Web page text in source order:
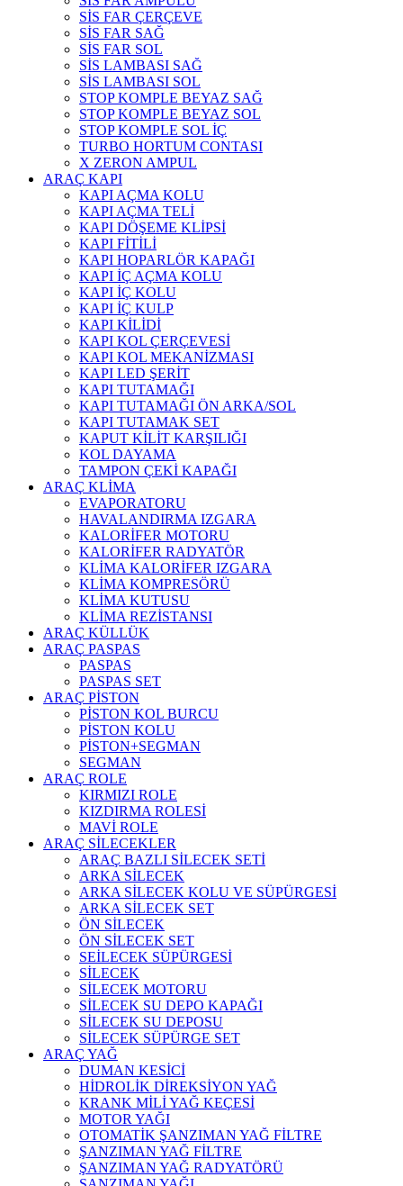
SİS FAR ÇERÇEVE
SİS FAR SAĞ
SİS FAR SOL
SİS LAMBASI SAĞ
SİS LAMBASI SOL
STOP KOMPLE BEYAZ SAĞ
STOP KOMPLE BEYAZ SOL
STOP KOMPLE SOL İÇ
TURBO HORTUM CONTASI
X ZERON AMPUL
ARAÇ KAPI
KAPI AÇMA KOLU
KAPI AÇMA TELİ
KAPI DÖŞEME KLİPSİ
KAPI FİTİLİ
KAPI HOPARLÖR KAPAĞI
KAPI İÇ AÇMA KOLU
KAPI İÇ KOLU
KAPI İÇ KULP
KAPI KİLİDİ
KAPI KOL ÇERÇEVESİ
KAPI KOL MEKANİZMASI
KAPI LED ŞERİT
KAPI TUTAMAĞI
KAPI TUTAMAĞI ÖN ARKA/SOL
KAPI TUTAMAK SET
KAPUT KİLİT KARŞILIĞI
KOL DAYAMA
TAMPON ÇEKİ KAPAĞI
ARAÇ KLİMA
EVAPORATORU
HAVALANDIRMA IZGARA
KALORİFER MOTORU
KALORİFER RADYATÖR
KLİMA KALORİFER IZGARA
KLİMA KOMPRESÖRÜ
KLİMA KUTUSU
KLİMA REZİSTANSI
ARAÇ KÜLLÜK
ARAÇ PASPAS
PASPAS
PASPAS SET
ARAÇ PİSTON
PİSTON KOL BURCU
PİSTON KOLU
PİSTON+SEGMAN
SEGMAN
ARAÇ ROLE
KIRMIZI ROLE
KIZDIRMA ROLESİ
MAVİ ROLE
ARAÇ SİLECEKLER
ARAÇ BAZLI SİLECEK SETİ
ARKA SİLECEK
ARKA SİLECEK KOLU VE SÜPÜRGESİ
ARKA SİLECEK SET
ÖN SİLECEK
ÖN SİLECEK SET
SEİLECEK SÜPÜRGESİ
SİLECEK
SİLECEK MOTORU
SİLECEK SU DEPO KAPAĞI
SİLECEK SU DEPOSU
SİLECEK SÜPÜRGE SET
ARAÇ YAĞ
DUMAN KESİCİ
HİDROLİK DİREKSİYON YAĞ
KRANK MİLİ YAĞ KEÇESİ
MOTOR YAĞI
OTOMATİK ŞANZIMAN YAĞ FİLTRE
ŞANZIMAN YAĞ FİLTRE
ŞANZIMAN YAĞ RADYATÖRÜ